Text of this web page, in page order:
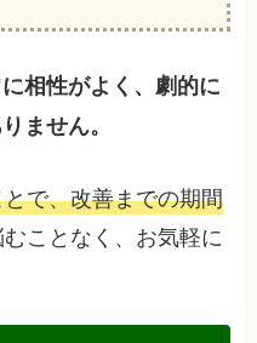
相性がよく、劇的に
ません。
で、改善までの期間
ことなく、お気軽に